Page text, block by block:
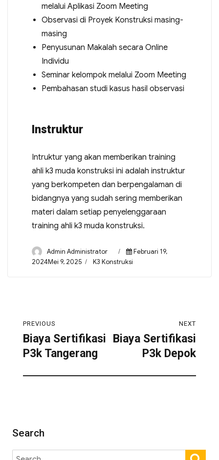
melalui Aplikasi Zoom Meeting
Observasi di Proyek Konstruksi masing-
masing
Penyusunan Makalah secara Online
Individu
Seminar kelompok melalui Zoom Meeting
Pembahasan studi kasus hasil observasi
Instruktur
Intruktur yang akan memberikan training
ahli k3 muda konstruksi ini adalah instruktur
yang berkompeten dan berpengalaman di
bidangnya yang sudah sering memberikan
materi dalam setiap penyelenggaraan
training ahli k3 muda konstruksi.
Admin Administrator
Februari 19,
2024Mei 9, 2025
K3 Konstruksi
PREVIOUS
Biaya Sertifikasi
P3k Tangerang
NEXT
Biaya Sertifikasi
P3k Depok
Search